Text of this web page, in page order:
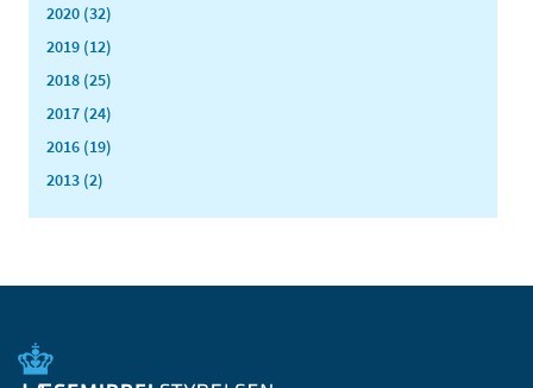
2020 (32)
2019 (12)
2018 (25)
2017 (24)
2016 (19)
2013 (2)